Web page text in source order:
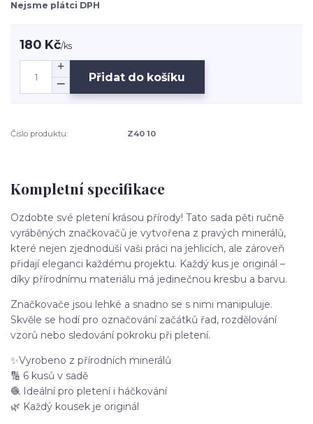
Nejsme plátci DPH
180 Kč/ks
Přidat do košíku
Číslo produktu: Z40 10
Kompletní specifikace
Ozdobte své pletení krásou přírody! Tato sada pěti ručně
vyráběných značkovačů je vytvořena z pravých minerálů,
které nejen zjednoduší vaši práci na jehlicích, ale zároveň
přidají eleganci každému projektu. Každý kus je originál –
díky přírodnímu materiálu má jedinečnou kresbu a barvu.
Značkovače jsou lehké a snadno se s nimi manipuluje.
Skvěle se hodí pro označování začátků řad, rozdělování
vzorů nebo sledování pokroku při pletení.
✨Vyrobeno z přírodních minerálů
🔢 6 kusů v sadě
🧶 Ideální pro pletení i háčkování
🌿 Každý kousek je originál